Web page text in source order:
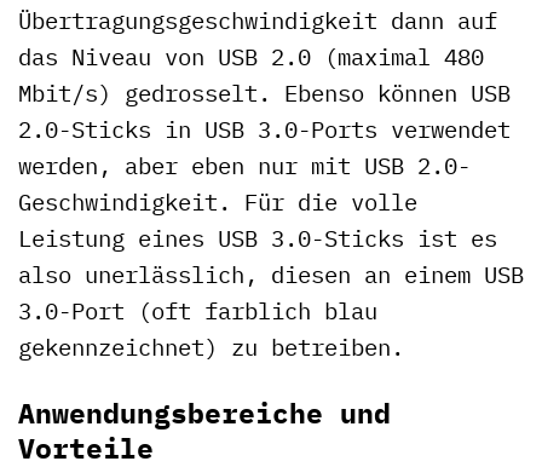
Übertragungsgeschwindigkeit dann auf
das Niveau von USB 2.0 (maximal 480
Mbit/s) gedrosselt. Ebenso können USB
2.0-Sticks in USB 3.0-Ports verwendet
werden, aber eben nur mit USB 2.0-
Geschwindigkeit. Für die volle
Leistung eines USB 3.0-Sticks ist es
also unerlässlich, diesen an einem USB
3.0-Port (oft farblich blau
gekennzeichnet) zu betreiben.
Anwendungsbereiche und
Vorteile